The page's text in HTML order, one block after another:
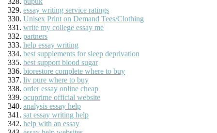
essay writing service ratings
Unisex Print on Demand Tees/Clothing
write my college essay me
partners
help essay writing
best supplements for sleep deprivation
best support blood sugar
biorestore complete where to buy
liv pure where to buy
order essay online cheap
ocuprime official website
analysis essay help
sat essay writing help
help with an essay